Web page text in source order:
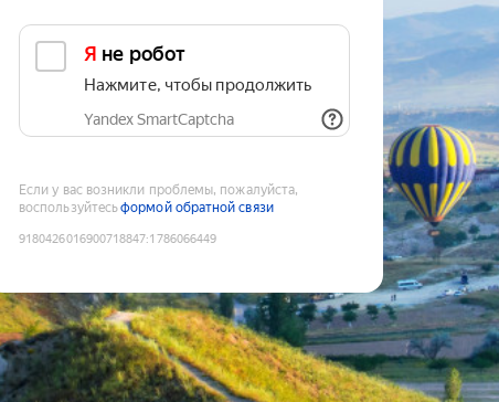
Я не робот
Нажмите, чтобы продолжить
Yandex SmartCaptcha
Если у вас возникли проблемы, пожалуйста,
воспользуйтесьформой обратной связи
9180426016900718847:1786066449